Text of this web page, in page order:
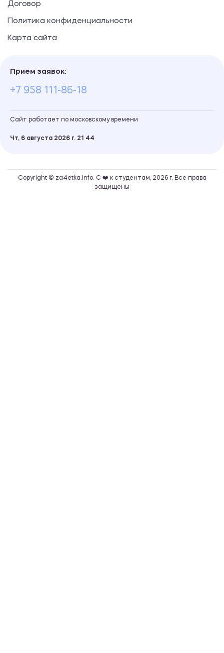
Договор
Политика конфиденциальности
Карта сайта
Прием заявок:
+7 958 111-86-18
Сайт работает по московскому времени
Чт, 6 августа 2026 г. 21 44
Copyright © za4etka.info. С ❤️ к студентам, 2026 г. Все права
защищены